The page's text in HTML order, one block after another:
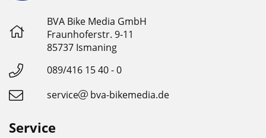
BVA Bike Media GmbH
Fraunhoferstr. 9-11
85737 Ismaning
089/416 15 40 - 0
service
bva-bikemedia.de
Service